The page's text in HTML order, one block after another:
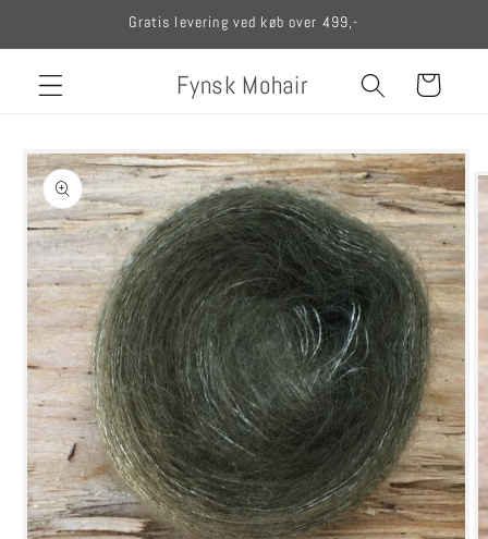
Gratis levering ved køb over 499,-
Fynsk Mohair Indkøbskurv
til